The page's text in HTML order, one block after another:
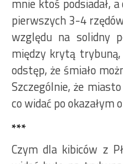
mnie ktoś podsiadał,
pierwszych 3-4
względu na solidny
między krytą
odstęp, że śmiało
Szczególnie, że
co widać po okazałym
***
Czym dla kibiców z